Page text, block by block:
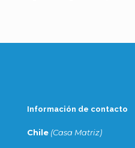
Información de contacto
Chile (Casa Matriz)